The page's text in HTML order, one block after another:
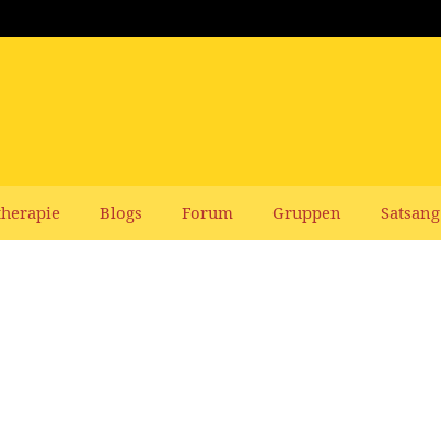
Blogs Forum Gruppen Satsang